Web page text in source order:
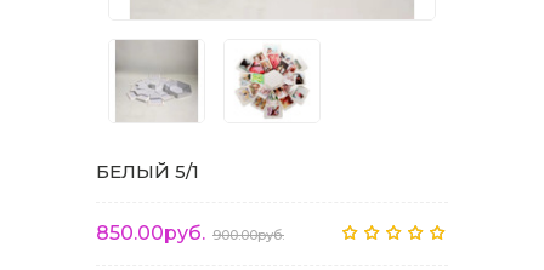
БЕЛЫЙ 5/1
850.00руб. 900.00руб.